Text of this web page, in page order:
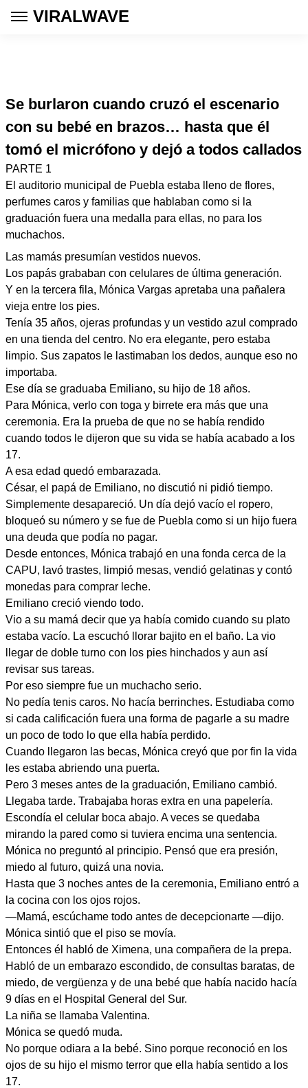
VIRALWAVE
Se burlaron cuando cruzó el escenario
con su bebé en brazos… hasta que él
tomó el micrófono y dejó a todos callados
PARTE 1
El auditorio municipal de Puebla estaba lleno de flores,
perfumes caros y familias que hablaban como si la
graduación fuera una medalla para ellas, no para los
muchachos.
Las mamás presumían vestidos nuevos.
Los papás grababan con celulares de última generación.
Y en la tercera fila, Mónica Vargas apretaba una pañalera
vieja entre los pies.
Tenía 35 años, ojeras profundas y un vestido azul comprado
en una tienda del centro. No era elegante, pero estaba
limpio. Sus zapatos le lastimaban los dedos, aunque eso no
importaba.
Ese día se graduaba Emiliano, su hijo de 18 años.
Para Mónica, verlo con toga y birrete era más que una
ceremonia. Era la prueba de que no se había rendido
cuando todos le dijeron que su vida se había acabado a los
17.
A esa edad quedó embarazada.
César, el papá de Emiliano, no discutió ni pidió tiempo.
Simplemente desapareció. Un día dejó vacío el ropero,
bloqueó su número y se fue de Puebla como si un hijo fuera
una deuda que podía no pagar.
Desde entonces, Mónica trabajó en una fonda cerca de la
CAPU, lavó trastes, limpió mesas, vendió gelatinas y contó
monedas para comprar leche.
Emiliano creció viendo todo.
Vio a su mamá decir que ya había comido cuando su plato
estaba vacío. La escuchó llorar bajito en el baño. La vio
llegar de doble turno con los pies hinchados y aun así
revisar sus tareas.
Por eso siempre fue un muchacho serio.
No pedía tenis caros. No hacía berrinches. Estudiaba como
si cada calificación fuera una forma de pagarle a su madre
un poco de todo lo que ella había perdido.
Cuando llegaron las becas, Mónica creyó que por fin la vida
les estaba abriendo una puerta.
Pero 3 meses antes de la graduación, Emiliano cambió.
Llegaba tarde. Trabajaba horas extra en una papelería.
Escondía el celular boca abajo. A veces se quedaba
mirando la pared como si tuviera encima una sentencia.
Mónica no preguntó al principio. Pensó que era presión,
miedo al futuro, quizá una novia.
Hasta que 3 noches antes de la ceremonia, Emiliano entró a
la cocina con los ojos rojos.
—Mamá, escúchame todo antes de decepcionarte —dijo.
Mónica sintió que el piso se movía.
Entonces él habló de Ximena, una compañera de la prepa.
Habló de un embarazo escondido, de consultas baratas, de
miedo, de vergüenza y de una bebé que había nacido hacía
9 días en el Hospital General del Sur.
La niña se llamaba Valentina.
Mónica se quedó muda.
No porque odiara a la bebé. Sino porque reconoció en los
ojos de su hijo el mismo terror que ella había sentido a los
17.